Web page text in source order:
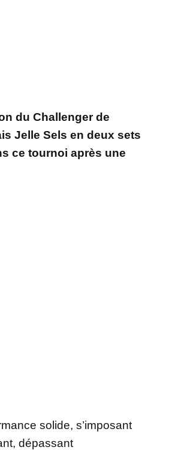
du Challenger de
Jelle Sels en deux sets
ce tournoi après une
solide, s’imposant
dépassant